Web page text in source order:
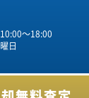
～18:00
日